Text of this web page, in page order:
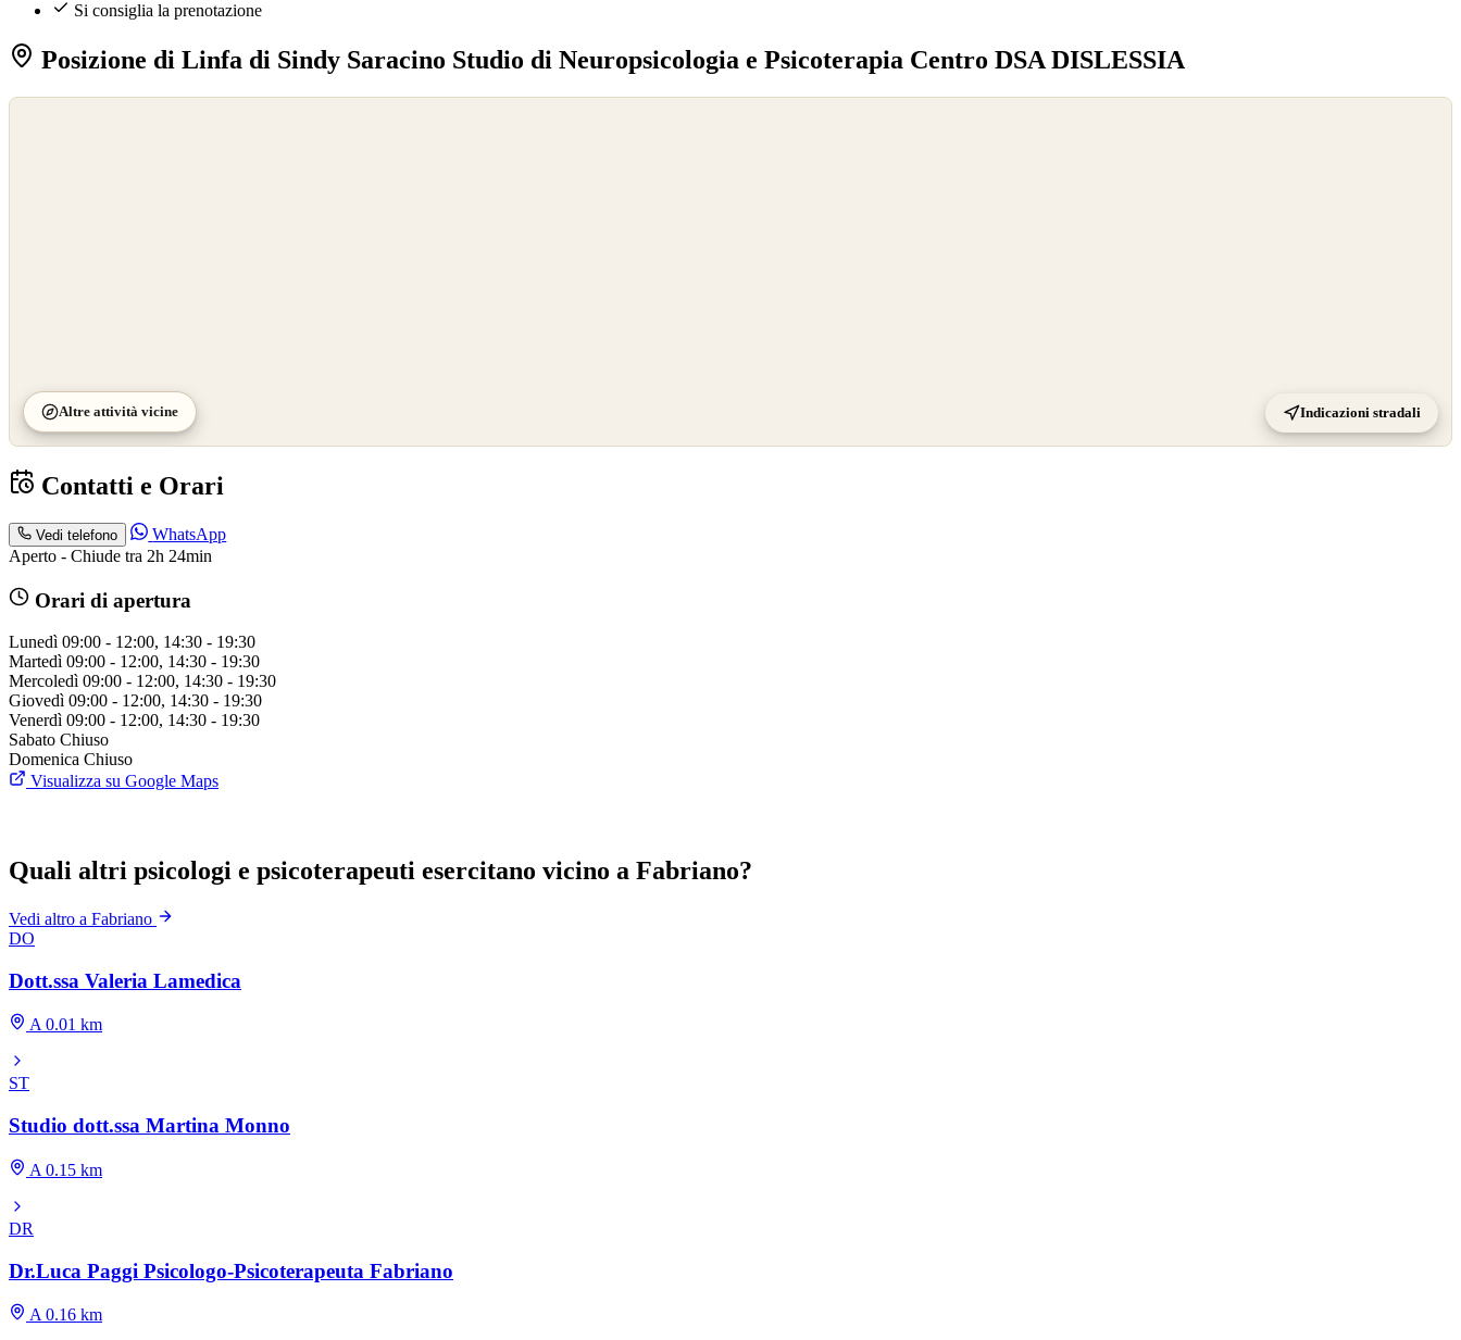
Si consiglia la prenotazione
Posizione di Linfa di Sindy Saracino Studio di Neuropsicologia e Psicoterapia Centro DSA DISLESSIA
Altre attività vicine Indicazioni stradali
Contatti e Orari
Vedi telefono
WhatsApp
Aperto - Chiude tra 2h 24min
Orari di apertura
Lunedì 09:00 - 12:00, 14:30 - 19:30
Martedì 09:00 - 12:00, 14:30 - 19:30
Mercoledì 09:00 - 12:00, 14:30 - 19:30
Giovedì 09:00 - 12:00, 14:30 - 19:30
Venerdì 09:00 - 12:00, 14:30 - 19:30
Sabato Chiuso
Domenica Chiuso
Visualizza su Google Maps
Quali altri psicologi e psicoterapeuti esercitano vicino a Fabriano?
Vedi altro a Fabriano
DO
Dott.ssa Valeria Lamedica
A 0.01 km
ST
Studio dott.ssa Martina Monno
A 0.15 km
DR
Dr.Luca Paggi Psicologo-Psicoterapeuta Fabriano
A 0.16 km